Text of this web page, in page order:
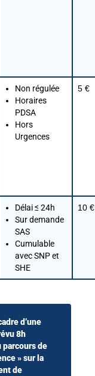
Non régulée
Horaires
PDSA
Hors
Urgences
5 €
Délai ≤ 24h
Sur demande
SAS
Cumulable
avec SNP et
SHE
10 €
d’une
8h
parcours de
» sur la
de